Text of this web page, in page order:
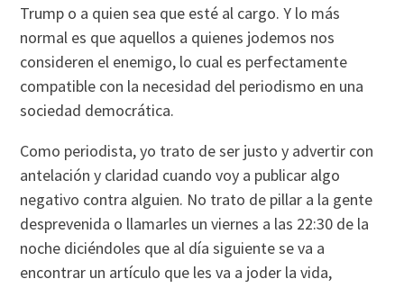
Trump o a quien sea que esté al cargo. Y lo más
normal es que aquellos a quienes jodemos nos
consideren el enemigo, lo cual es perfectamente
compatible con la necesidad del periodismo en una
sociedad democrática.
Como periodista, yo trato de ser justo y advertir con
antelación y claridad cuando voy a publicar algo
negativo contra alguien. No trato de pillar a la gente
desprevenida o llamarles un viernes a las 22:30 de la
noche diciéndoles que al día siguiente se va a
encontrar un artículo que les va a joder la vida,